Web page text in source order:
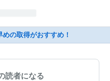
の取得がおすすめ！
読者になる